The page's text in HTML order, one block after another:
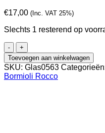
€17,00 (Inc. VAT 25%)
Slechts 1 resterend op
Riserva
Wijnglas
Proever
21
cl
Toevoegen aan winkelwagen
SKU: Glas0563
Bormioli Rocco